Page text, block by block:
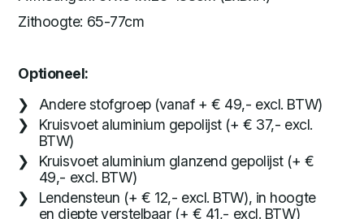
Zithoogte: 65-77cm
Optioneel:
Andere stofgroep (vanaf + € 49,- excl. BTW)
Kruisvoet aluminium gepolijst (+ € 37,- excl.
BTW)
Kruisvoet aluminium glanzend gepolijst (+ €
49,- excl. BTW)
Lendensteun (+ € 12,- excl. BTW), in hoogte
en diepte verstelbaar (+ € 41,- excl. BTW)